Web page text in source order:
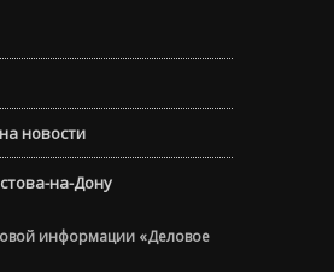
новости
на-Дону
информации «Деловое